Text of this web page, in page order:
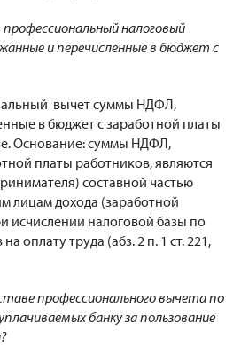
налоговый
и перечисленные в бюджет с
вычет суммы НДФЛ,
в бюджет с заработной платы
Основание: суммы НДФЛ,
платы работников, являются
составной частью
лицам дохода (заработной
исчислении налоговой базы по
оплату труда (абз. 2 п. 1 ст. 221,
профессионального вычета по
банку за пользование